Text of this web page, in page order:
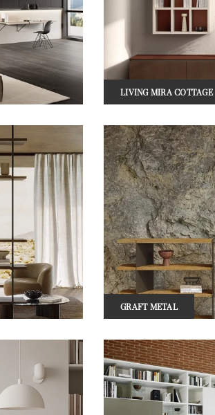
LIVING MIRA COTTAGE
GRAFT METAL